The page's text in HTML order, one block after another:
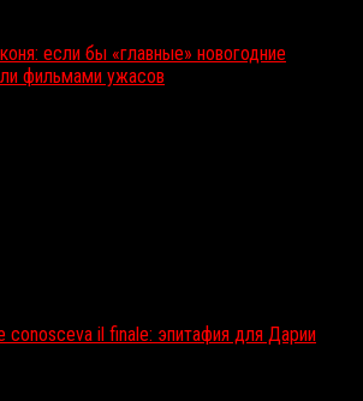
если бы «главные» новогодние
фильмами ужасов
conosceva il finale: эпитафия для Дарии